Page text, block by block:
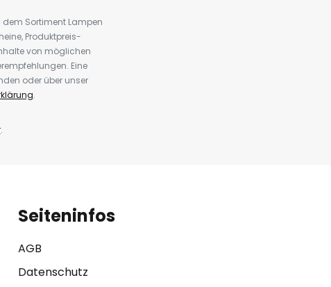
dem Sortiment Lampen
Produktpreis-
von möglichen
Eine
oder über unser
.
.
Seiteninfos
AGB
Datenschutz